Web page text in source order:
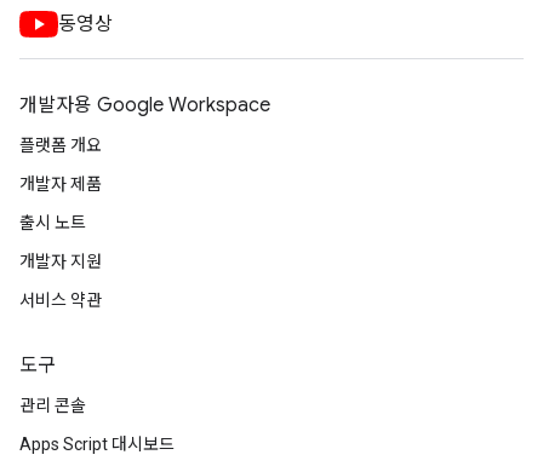
동영상
개발자용 Google Workspace
플랫폼 개요
개발자 제품
출시 노트
개발자 지원
서비스 약관
도구
관리 콘솔
Apps Script 대시보드